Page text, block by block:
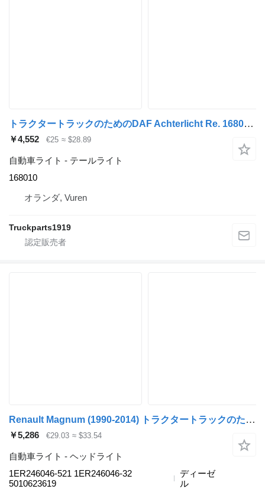
トラクタートラックのためのDAF Achterlicht Re. 168010 テールライト
￥4,552 €25 ≈ $28.89
自動車ライト - テールライト
168010
オランダ, Vuren
Truckparts1919
Renault Magnum (1990-2014) トラクタートラックのためのHella Magnum Dxi (01.05-12.13) 1ER246046-521 ヘッドライト
￥5,286 €29.03 ≈ $33.54
自動車ライト - ヘッドライト
1ER246046-521 1ER246046-32
5010623619
ディーゼ
ル